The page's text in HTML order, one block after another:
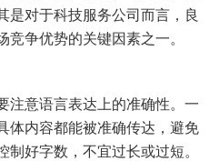
是对于科技服务公司而言，良
争优势的关键因素之一。
注意语言表达上的准确性。一
体内容都能被准确传达，避免
好字数，不宜过长或过短。